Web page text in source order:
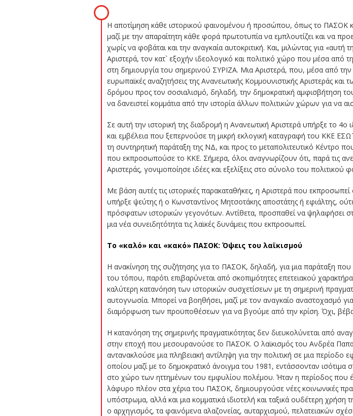
Η αποτίμηση κάθε ιστορικού φαινομένου ή προσώπου, όπως το ΠΑΣΟΚ
μαζί με την απαραίτητη κάθε φορά πρωτοτυπία να εμπλουτίζει και να
χωρίς να φοβάται και την αναγκαία αυτοκριτική. Και, μιλώντας για
Αριστερά, τον κατ` εξοχήν ιδεολογικό και πολιτικό χώρο που μέσα από
στη δημιουργία του σημερινού ΣΥΡΙΖΑ. Μια Αριστερά, που, μέσα από
ευρωπαϊκές αναζητήσεις της Ανανεωτικής Κομμουνιστικής Αριστεράς
δρόμου προς τον σοσιαλισμό, δηλαδή, την δημοκρατική αμφισβήτηση
να δανειστεί κομμάτια από την ιστορία άλλων πολιτικών χώρων για να
Σε αυτή την ιστορική της διαδρομή η Ανανεωτική Αριστερά υπήρξε το 4ο
και εμβέλεια που ξεπερνούσε τη μικρή εκλογική καταγραφή του ΚΚΕ
τη συντηρητική παράταξη της ΝΔ, και προς το μεταπολιτευτικό Κέντρο
που εκπροσωπούσε το ΚΚΕ. Σήμερα, όλοι αναγνωρίζουν ότι, παρά τις
Αριστεράς, γονιμοποίησε ιδέες και εξελίξεις στο σύνολο του πολιτικού
Με βάση αυτές τις ιστορικές παρακαταθήκες, η Αριστερά που
υπήρξε ψεύτης ή ο Κωνσταντίνος Μητσοτάκης αποστάτης ή εφιάλτης,
πρόσφατων ιστορικών γεγονότων. Αντίθετα, προσπαθεί να ψηλαφήσει
μια νέα συνειδητότητα τις λαϊκές δυνάμεις που εκπροσωπεί.
Το «καλό» και «κακό» ΠΑΣΟΚ: Όψεις του λαϊκισμού
Η ανακίνηση της συζήτησης για το ΠΑΣΟΚ, δηλαδή, για μια παράταξη που
του τόπου, παρότι επιβαρύνεται από σκοπιμότητες επετειακού
καλύτερη κατανόηση των ιστορικών συσχετίσεων με τη σημερινή
αυτογνωσία. Μπορεί να βοηθήσει, μαζί με τον αναγκαίο αναστοχασμό
διαμόρφωση των προϋποθέσεων για να βγούμε από την κρίση. Όχι,
Η κατανόηση της σημερινής πραγματικότητας δεν διευκολύνεται από
στην εποχή που μεσουρανούσε το ΠΑΣΟΚ. Ο λαϊκισμός του Ανδρέα
αντανακλούσε μια πληβειακή αντίληψη για την πολιτική σε μια
οποίου μαζί με το δημοκρατικό άνοιγμα του 1981, εντάσσονταν ισότιμα
στο χώρο των ηττημένων του εμφυλίου πολέμου. Ήταν η περίοδος που
λάφυρο πλέον στα χέρια του ΠΑΣΟΚ, δημιουργούσε νέες κοινωνικές
υπόστρωμα, αλλά και μια κομματικά ιδιοτελή και ταξικά ουδέτερη χρήση
ο αρχηγισμός, τα φαινόμενα αλαζονείας, αυταρχισμού, πελατειακών